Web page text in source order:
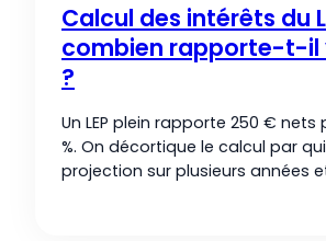
Calcul des intérêts du
combien rapporte-t-il
?
Un LEP plein rapporte 250 € nets
%. On décortique le calcul par
projection sur plusieurs années